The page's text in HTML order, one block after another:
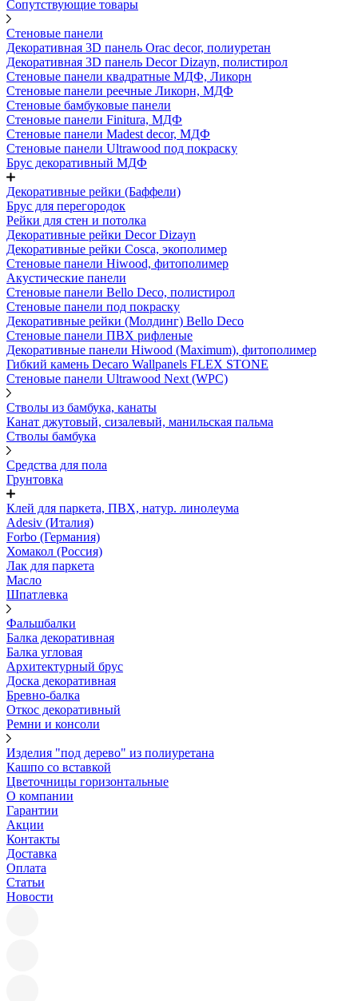
Сопутствующие товары
Стеновые панели
Декоративная 3D панель Orac decor, полиуретан
Декоративная 3D панель Decor Dizayn, полистирол
Стеновые панели квадратные МДФ, Ликорн
Стеновые панели реечные Ликорн, МДФ
Стеновые бамбуковые панели
Стеновые панели Finitura, МДФ
Стеновые панели Madest decor, МДФ
Стеновые панели Ultrawood под покраску
Брус декоративный МДФ
Декоративные рейки (Баффели)
Брус для перегородок
Рейки для стен и потолка
Декоративные рейки Decor Dizayn
Декоративные рейки Cosca, экополимер
Стеновые панели Hiwood, фитополимер
Акустические панели
Стеновые панели Bello Deco, полистирол
Стеновые панели под покраску
Декоративные рейки (Молдинг) Bello Deco
Стеновые панели ПВХ рифленые
Декоративные панели Hiwood (Maximum), фитополимер
Гибкий камень Decaro Wallpanels FLEX STONE
Стеновые панели Ultrawood Next (WPC)
Стволы из бамбука, канаты
Канат джутовый, сизалевый, манильская пальма
Стволы бамбука
Средства для пола
Грунтовка
Клей для паркета, ПВХ, натур. линолеума
Adesiv (Италия)
Forbo (Германия)
Хомакол (Россия)
Лак для паркета
Масло
Шпатлевка
Фальшбалки
Балка декоративная
Балка угловая
Архитектурный брус
Доска декоративная
Бревно-балка
Откос декоративный
Ремни и консоли
Изделия "под дерево" из полиуретана
Кашпо со вставкой
Цветочницы горизонтальные
О компании
Гарантии
Акции
Контакты
Доставка
Оплата
Статьи
Новости